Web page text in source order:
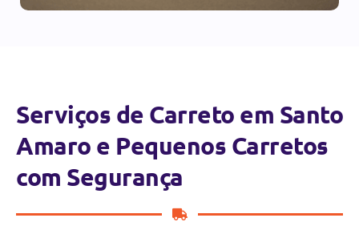
Serviços de Carreto em Santo
Amaro e Pequenos Carretos
com Segurança